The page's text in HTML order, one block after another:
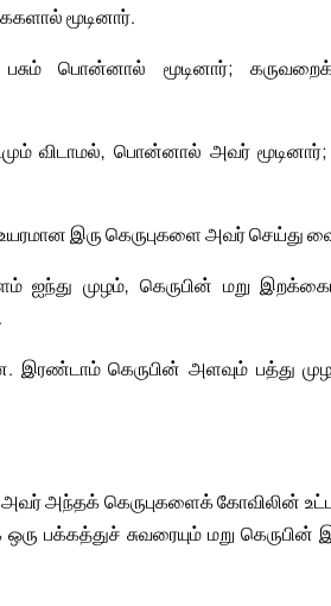
மூடினார்.
பொன்னால் மூடினார்;
விடாமல், பொன்னால் அவர்
இரு கெருபுகளை அவர் செய்து
ஐந்து முழம், கெருபின் மறு
கெருபின் அளவும் பத்து
அவர் அந்தக் கெருபுகளைக் கோவிலின்
பக்கத்துச் சுவரையும் மறு